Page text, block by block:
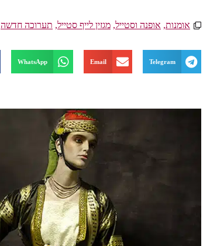
אומנות, אופנה וסטייל, מגזין לייף סטייל, תערוכה חדשה
Telegram
Email
WhatsApp